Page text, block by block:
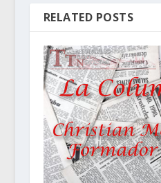
RELATED POSTS